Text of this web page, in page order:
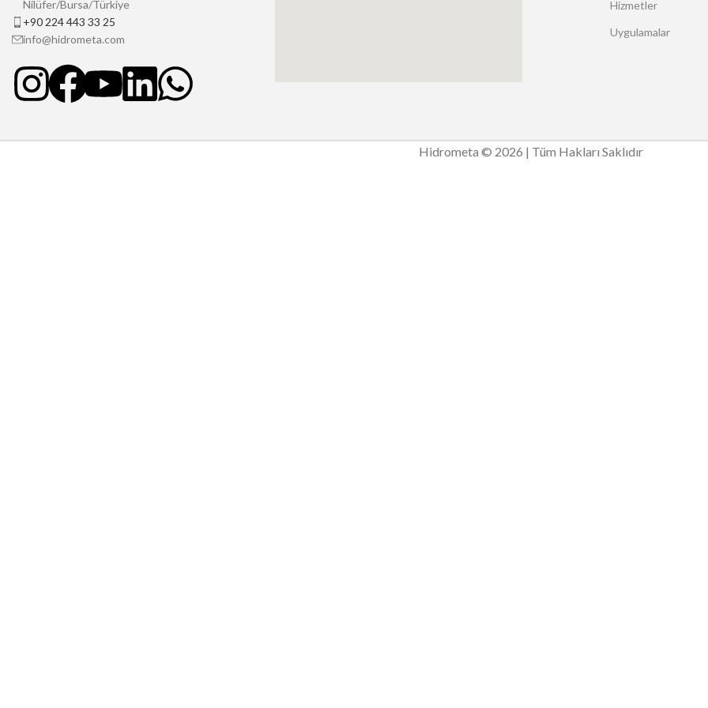
Nilüfer/Bursa/Türkiye
+90 224 443 33 25
info@hidrometa.com
Hizmetler
Uygulamalar
Hidrometa © 2026 | Tüm Hakları Saklıdır